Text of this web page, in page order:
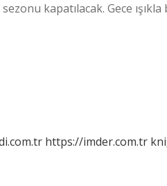
kapatılacak. Gece ışıkla
https://imder.com.tr